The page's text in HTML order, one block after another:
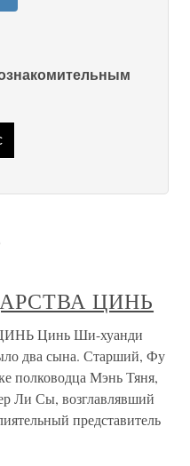
ЦИНЬ
Цинь Ши-хуанди
два сына. Старший, Фу
полководца Мэнь Тяня,
Ли Сы, возглавлявший
представитель